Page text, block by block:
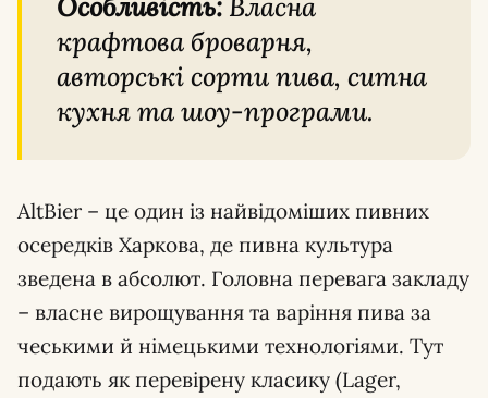
Особливість: Власна
крафтова броварня,
авторські сорти пива, ситна
кухня та шоу-програми.
AltBier – це один із найвідоміших пивних
осередків Харкова, де пивна культура
зведена в абсолют. Головна перевага закладу
– власне вирощування та варіння пива за
чеськими й німецькими технологіями. Тут
подають як перевірену класику (Lager,